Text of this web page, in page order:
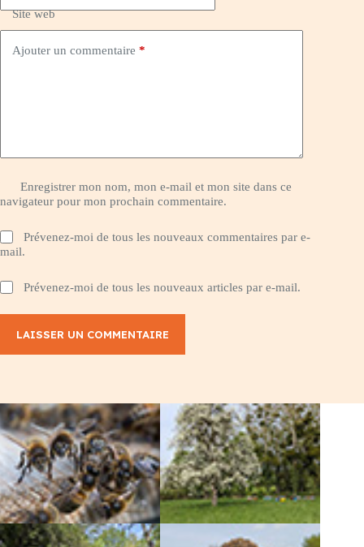
Site web
Ajouter un commentaire *
Enregistrer mon nom, mon e-mail et mon site dans ce
navigateur pour mon prochain commentaire.
Prévenez-moi de tous les nouveaux commentaires par e-
mail.
Prévenez-moi de tous les nouveaux articles par e-mail.
LAISSER UN COMMENTAIRE